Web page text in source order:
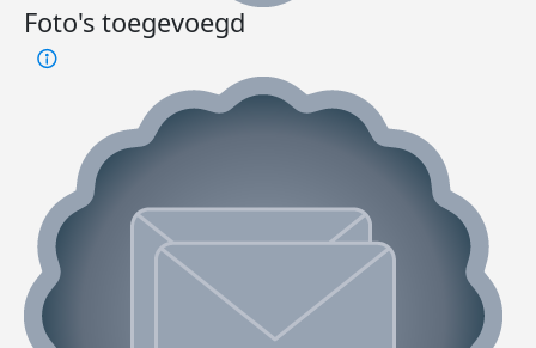
Foto's toegevoegd